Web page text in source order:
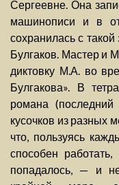
Сергеевне. Она
машинописи и в
сохранилась с
Булгаков. Мастер и
диктовку М.А. во
Булгакова». В
романа (последний
кусочков из разных
что, пользуясь
способен
попадалось, — и